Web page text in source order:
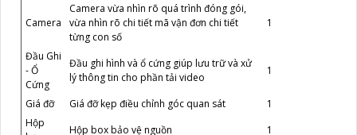
Camera
Camera vừa nhìn rõ quá trình đóng gói,
vừa nhìn rõ chi tiết mã vận đơn chi tiết
từng con số
1
Đầu Ghi
- Ổ
Cứng
Đầu ghi hình và ổ cứng giúp lưu trữ và xử
lý thông tin cho phần tải video
1
Giá đỡ Giá đỡ kẹp điều chỉnh góc quan sát
1
Hộp
Hộp box bảo vệ nguồn
1